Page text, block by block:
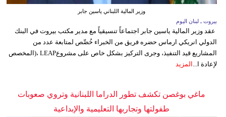
وزير المالية اللبناني ياسين جابر
بيروت ـ لبنان اليوم
عقد وزير المالية ياسين جابر اجتماعاً تنسيقياً مع مدير مكتب بيروت في البنك
الدولي انريكي ارماس حضره فريق من الخبراء خُصِّص لمتابعة عدد من
المشاريع قيد التنفيذ، وجرى التركيز بشكل خاص على مشروعLEAP ،(المخصص
لإعادة ا... المزيد
ماغي بوغصن تكشف تطور الدراما اللبنانية وتروي صعوبات
طفولتها وتجاربها التعليمية والإبداعية